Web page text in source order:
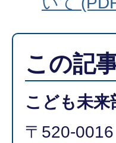
この記
こども未
〒520-